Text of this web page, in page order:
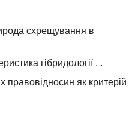
схрещування в
гібридології . .
як критерій